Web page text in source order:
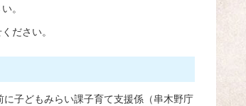
。
ださい。
子どもみらい課子育て支援係（串木野庁